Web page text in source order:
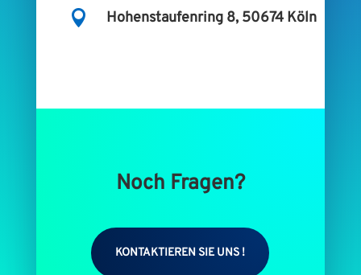
 Hohenstaufenring 8, 50674 Köln
Noch Fragen?
KONTAKTIEREN SIE UNS !